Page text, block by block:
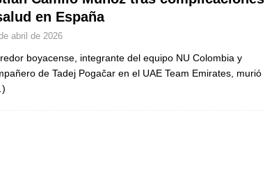
Fiscalía amplía investigación por presunto lavado de activos y
vinculado al entramado empresarial
para la posesión presidencial: así será la investidura de Abelardo
LO ÚLTIMO
en España
abril de 2026
boyacense, integrante del equipo NU Colombia y
de Tadej Pogačar en el UAE Team Emirates, murió